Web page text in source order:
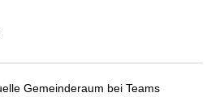
Gemeinderaum bei Teams